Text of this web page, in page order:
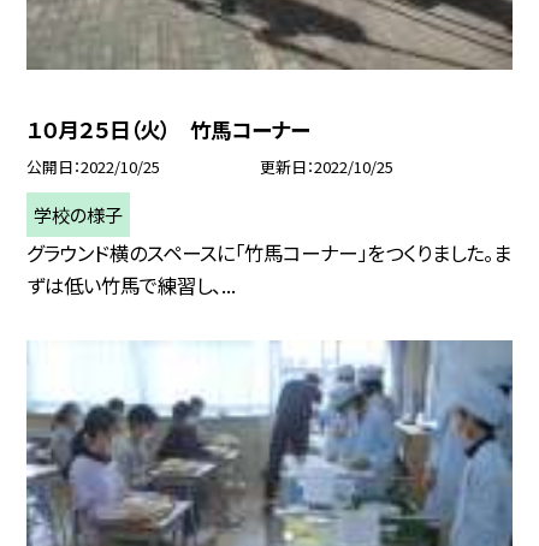
１０月２５日（火） 竹馬コーナー
公開日 2022/10/25 更新日 2022/10/25
学校の様子
グラウンド横のスペースに「竹馬コーナー」をつくりました。ま
ずは低い竹馬で練習し、...